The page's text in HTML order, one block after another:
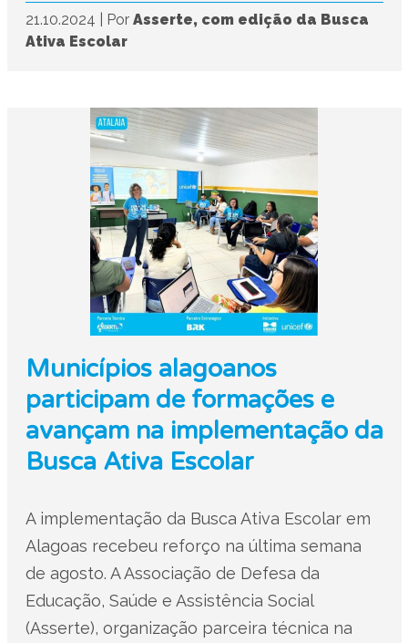
21.10.2024 Por Asserte, com edição da Busca
Ativa Escolar
Municípios alagoanos
participam de formações e
avançam na implementação da
Busca Ativa Escolar
A implementação da Busca Ativa Escolar em
Alagoas recebeu reforço na última semana
de agosto. A Associação de Defesa da
Educação, Saúde e Assistência Social
(Asserte), organização parceira técnica na